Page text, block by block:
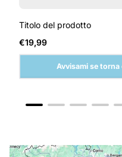
Titolo del prodotto
Prezzo
normale
€19,99
Avvisami se